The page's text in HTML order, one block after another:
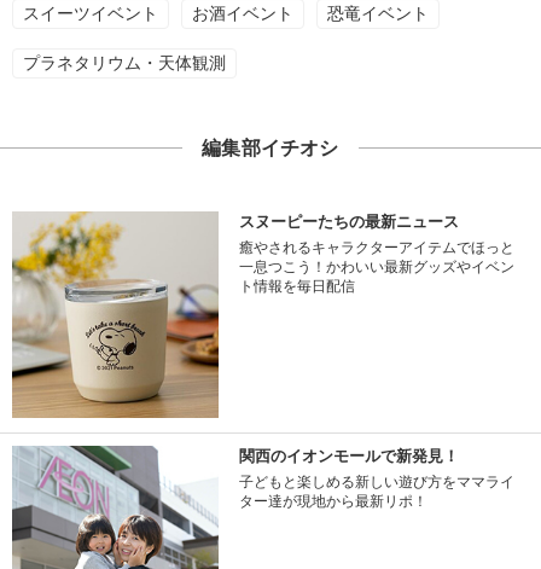
スイーツイベント お酒イベント 恐竜イベント
プラネタリウム・天体観測
編集部イチオシ
スヌーピーたちの最新ニュース
癒やされるキャラクターアイテムでほっと
一息つこう！かわいい最新グッズやイベン
ト情報を毎日配信
関西のイオンモールで新発見！
子どもと楽しめる新しい遊び方をママライ
ター達が現地から最新リポ！